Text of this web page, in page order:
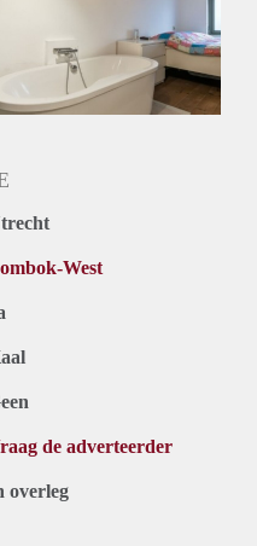
West
de adverteerder
overleg